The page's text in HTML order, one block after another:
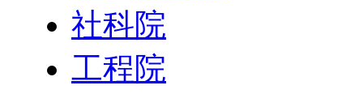
社科院
工程院